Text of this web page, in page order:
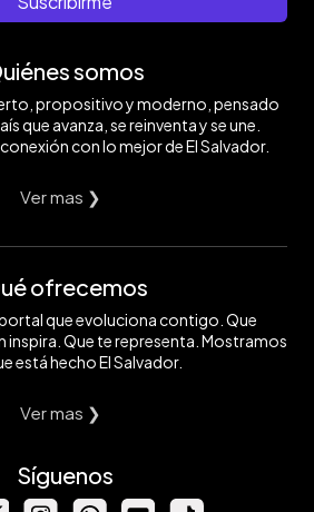
somos
propositivo y moderno, pensado
que avanza, se reinventa y se une.
con lo mejor de El Salvador.
Ver mas ❯
ofrecemos
que evoluciona contigo. Que
Que te representa. Mostramos
está hecho El Salvador.
Ver mas ❯
Síguenos